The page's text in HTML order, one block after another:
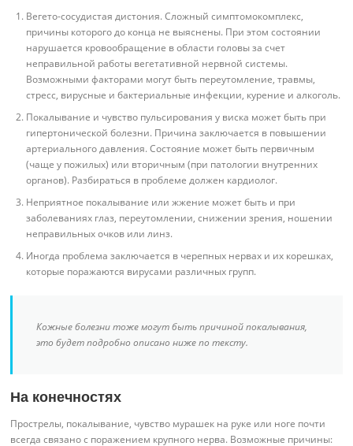
Вегето-сосудистая дистония. Сложный симптомокомплекс,
причины которого до конца не выяснены. При этом состоянии
нарушается кровообращение в области головы за счет
неправильной работы вегетативной нервной системы.
Возможными факторами могут быть переутомление, травмы,
стресс, вирусные и бактериальные инфекции, курение и алкоголь.
Покалывание и чувство пульсирования у виска может быть при
гипертонической болезни. Причина заключается в повышении
артериального давления. Состояние может быть первичным
(чаще у пожилых) или вторичным (при патологии внутренних
органов). Разбираться в проблеме должен кардиолог.
Неприятное покалывание или жжение может быть и при
заболеваниях глаз, переутомлении, снижении зрения, ношении
неправильных очков или линз.
Иногда проблема заключается в черепных нервах и их корешках,
которые поражаются вирусами различных групп.
Кожные болезни тоже могут быть причиной покалывания,
это будет подробно описано ниже по тексту.
На конечностях
Прострелы, покалывание, чувство мурашек на руке или ноге почти
всегда связано с поражением крупного нерва. Возможные причины: